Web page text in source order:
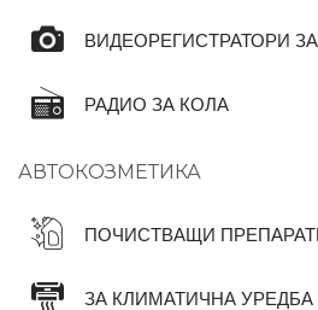
ВИДЕОРЕГИСТРАТОРИ
РАДИО ЗА КОЛА
АВТОКОЗМЕТИКА
ПОЧИСТВАЩИ
ЗА КЛИМАТИЧНА УРЕДБА